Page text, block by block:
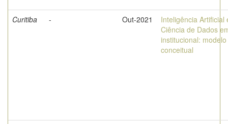
Curitiba - Out-2021
Inteligência Artificial
Ciência de Dados
institucional: modelo
conceitual